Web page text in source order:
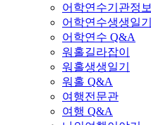
어학연수기관정보
어학연수생생일기
어학연수 Q&A
워홀길라잡이
워홀생생일기
워홀 Q&A
여행전문관
여행 Q&A